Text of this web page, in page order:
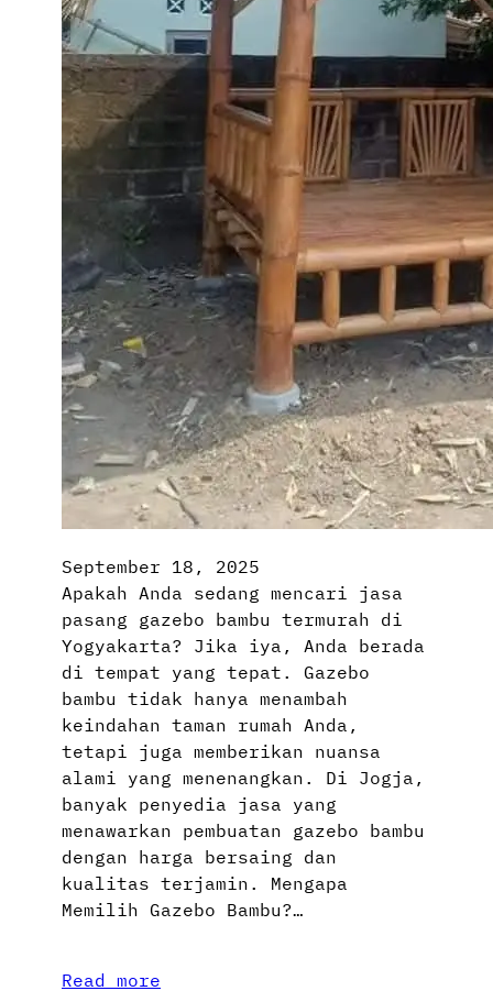
September 18, 2025
Apakah Anda sedang mencari jasa
pasang gazebo bambu termurah di
Yogyakarta? Jika iya, Anda berada
di tempat yang tepat. Gazebo
bambu tidak hanya menambah
keindahan taman rumah Anda,
tetapi juga memberikan nuansa
alami yang menenangkan. Di Jogja,
banyak penyedia jasa yang
menawarkan pembuatan gazebo bambu
dengan harga bersaing dan
kualitas terjamin. Mengapa
Memilih Gazebo Bambu?…
Read more